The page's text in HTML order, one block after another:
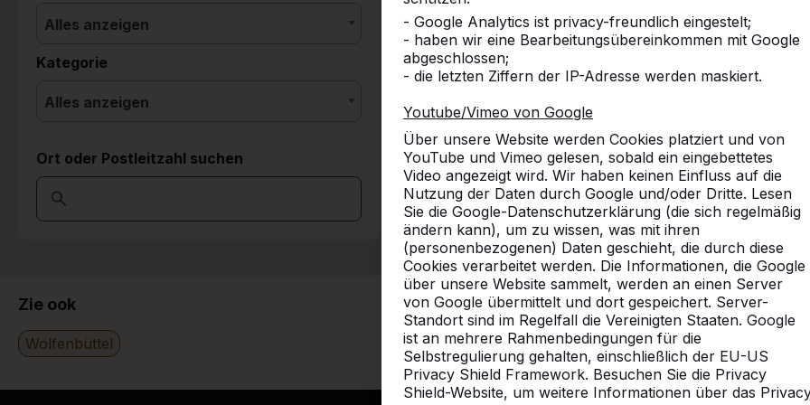
- Google Analytics ist privacy-freundlich eingestelt;
- haben wir eine Bearbeitungsübereinkommen mit Google
abgeschlossen;
- die letzten Ziffern der IP-Adresse werden maskiert.
Youtube/Vimeo von Google
Über unsere Website werden Cookies platziert und von
YouTube und Vimeo gelesen, sobald ein eingebettetes
Video angezeigt wird. Wir haben keinen Einfluss auf die
Nutzung der Daten durch Google und/oder Dritte. Lesen
Sie die Google-Datenschutzerklärung (die sich regelmäßig
ändern kann), um zu wissen, was mit ihren
(personenbezogenen) Daten geschieht, die durch diese
Cookies verarbeitet werden. Die Informationen, die Google
über unsere Website sammelt, werden an einen Server
von Google übermittelt und dort gespeichert. Server-
Standort sind im Regelfall die Vereinigten Staaten. Google
ist an mehrere Rahmenbedingungen für die
Selbstregulierung gehalten, einschließlich der EU-US
Privacy Shield Framework. Besuchen Sie die Privacy
Shield-Website, um weitere Informationen über das
Alles anzeigen
Kategorie
Alles anzeigen
Ort oder Postleitzahl suchen
Zie ook
Wolfenbüttel